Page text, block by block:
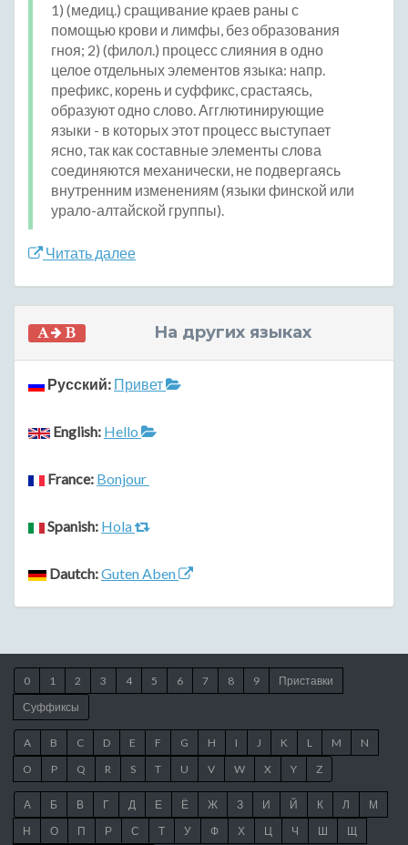
1) (медиц.) сращивание краев раны с
помощью крови и лимфы, без образования
гноя; 2) (филол.) процесс слияния в одно
целое отдельных элементов языка: напр.
префикс, корень и суффикс, срастаясь,
образуют одно слово. Агглютинирующие
языки - в которых этот процесс выступает
ясно, так как составные элементы слова
соединяются механически, не подвергаясь
внутренним изменениям (языки финской или
урало-алтайской группы).
Читать далее
На других языках
Русский: Привет
English: Hello
France: Bonjour
Spanish: Hola
Dautch:Guten Aben
0 1 2 3 4 5 6 7 8 9
Приставки
Суффиксы
A B C D E F G H I J K L M
N
O
P Q R S T U V W X Y Z
А Б В Г Д Е Ё Ж З И Й К Л
М
Н
О П Р С Т У Ф Х Ц Ч Ш Щ